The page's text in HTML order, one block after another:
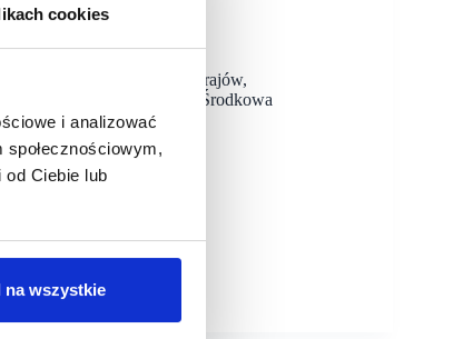
cookies
i analizować
Ciebie lub
na wszystkie
rynkach. Do listy krajów,
Austrię i Słowenię. Europa Środkowa